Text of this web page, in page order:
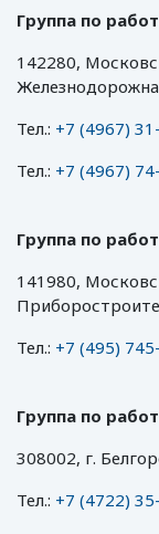
Группа по
142280,
Тел.: +7 (4967)
Тел.: +7 (4967)
Группа по
141980,
Тел.: +7 (495)
Группа по
308002, г.
Тел.: +7 (4722)